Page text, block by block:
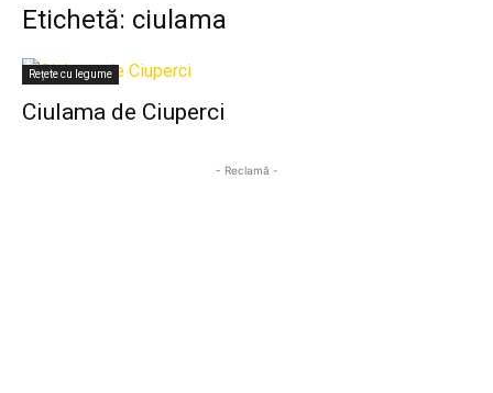
Etichetă: ciulama
Rețete cu legume
Ciulama de Ciuperci
- Reclamă -